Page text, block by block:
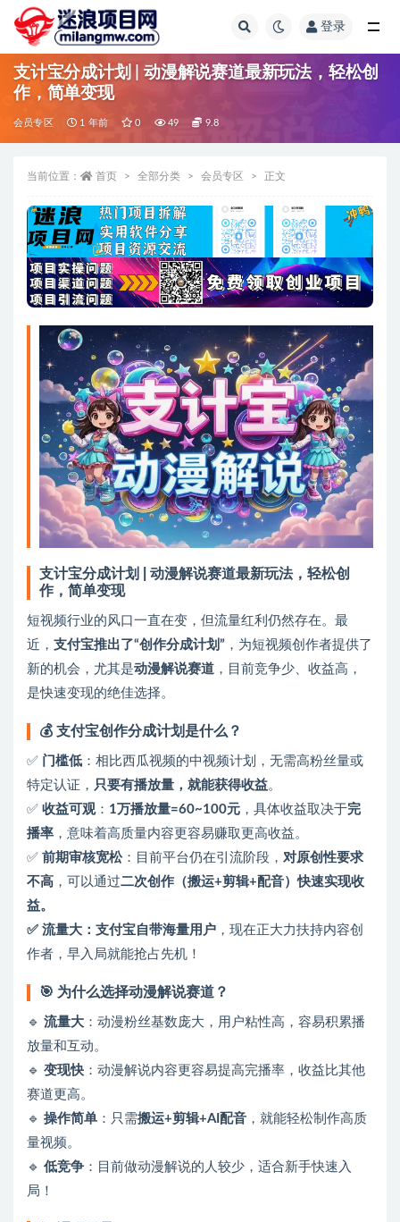
登录
支计宝分成计划 | 动漫解说赛道最新玩法，轻松创
作，简单变现
会员专区 1 年前 0 49 9.8
当前位置： 首页 全部分类 会员专区 正文
支计宝分成计划 | 动漫解说赛道最新玩法，轻松创
作，简单变现
短视频行业的风口一直在变，但流量红利仍然存在。最
近， 支付宝推出了“创作分成计划” ，为短视频创作者提供了
新的机会，尤其是动漫解说赛道 ，目前竞争少、收益高，
是快速变现的绝佳选择。
💰 支付宝创作分成计划是什么？
✅ 门槛低 ：相比西瓜视频的中视频计划，无需高粉丝量或
特定认证， 只要有播放量，就能获得收益。
✅ 收益可观： 1万播放量=60~100元 ，具体收益取决于完
播率 ，意味着高质量内容更容易赚取更高收益。
✅ 前期审核宽松：目前平台仍在引流阶段， 对原创性要求
不高 ，可以通过二次创作（搬运+剪辑+配音）快速实现收
益。
✅ 流量大：支付宝自带海量用户 ，现在正大力扶持内容创
作者，早入局就能抢占先机！
🎯 为什么选择动漫解说赛道？
🔹 流量大 ：动漫粉丝基数庞大，用户粘性高，容易积累播
放量和互动。
🔹 变现快 ：动漫解说内容更容易提高完播率，收益比其他
赛道更高。
🔹 操作简单 ：只需搬运+剪辑+AI配音 ，就能轻松制作高质
量视频。
🔹 低竞争 ：目前做动漫解说的人较少，适合新手快速入
局！
全部